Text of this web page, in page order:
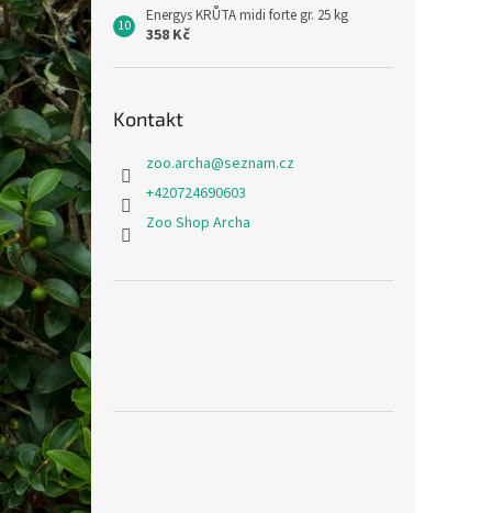
Energys KRŮTA midi forte gr. 25 kg
358 Kč
Kontakt
zoo.archa@seznam.cz
+420724690603
Zoo Shop Archa